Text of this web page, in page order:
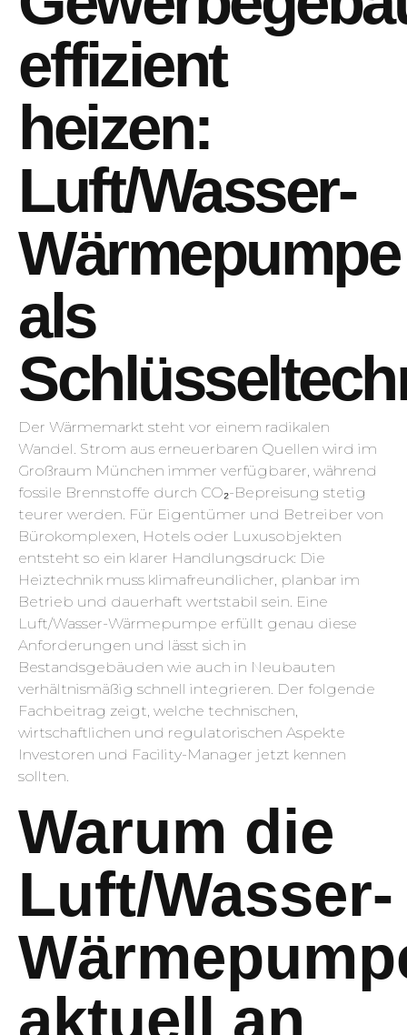
effizient
heizen:
Luft/Wasser-
Wärmepumpe
als
Der Wärmemarkt steht vor einem radikalen
Wandel. Strom aus erneuerbaren Quellen wird im
Großraum München immer verfügbarer, während
fossile Brennstoffe durch CO₂-Bepreisung stetig
teurer werden. Für Eigentümer und Betreiber von
Bürokomplexen, Hotels oder Luxusobjekten
entsteht so ein klarer Handlungsdruck: Die
Heiztechnik muss klimafreundlicher, planbar im
Betrieb und dauerhaft wertstabil sein. Eine
Luft/Wasser-Wärmepumpe erfüllt genau diese
Anforderungen und lässt sich in
Bestandsgebäuden wie auch in Neubauten
verhältnismäßig schnell integrieren. Der folgende
Fachbeitrag zeigt, welche technischen,
wirtschaftlichen und regulatorischen Aspekte
Investoren und Facility-Manager jetzt kennen
sollten.
Warum die
Luft/Wasser-
aktuell an